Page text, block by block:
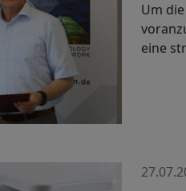
Um
eine